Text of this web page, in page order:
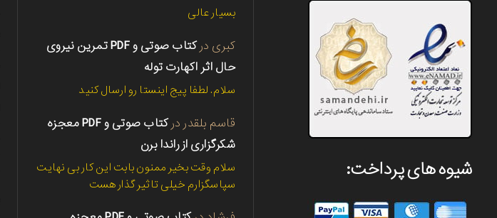
بسیار عالی
کبری در
کتاب صوتی و PDF تمرین نیروی
حال اثر اکهارت توله
سلام. لطفا پیج اینستا رو ارسال کنید
قاسم بلقدر در
کتاب صوتی و PDF معجزه
شکرگزاری از راندا برن
سلام وقت بخیر ممنون بابت این کار بی نهایت
سپاسگزارم خیلی تاثیر گذار هست
شیوه های پرداخت: